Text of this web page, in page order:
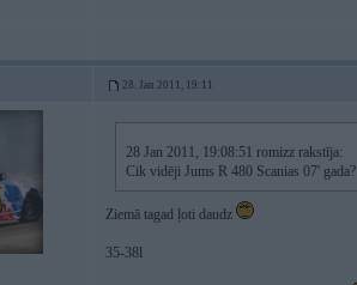
28. Jan 2011, 19:11
28 Jan 2011, 19:08:51 romizz rakstīja:
Cik vidēji Jums R 480 Scanias 07' gada?
Ziemā tagad ļoti daudz
35-38l